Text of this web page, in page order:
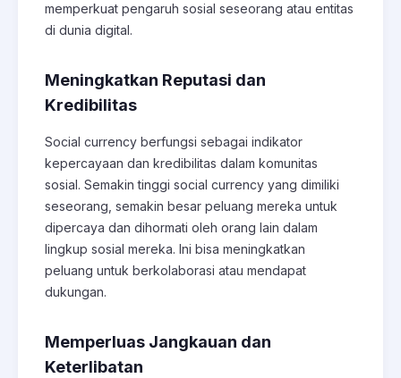
memperkuat pengaruh sosial seseorang atau entitas
di dunia digital.
Meningkatkan Reputasi dan
Kredibilitas
Social currency berfungsi sebagai indikator
kepercayaan dan kredibilitas dalam komunitas
sosial. Semakin tinggi social currency yang dimiliki
seseorang, semakin besar peluang mereka untuk
dipercaya dan dihormati oleh orang lain dalam
lingkup sosial mereka. Ini bisa meningkatkan
peluang untuk berkolaborasi atau mendapat
dukungan.
Memperluas Jangkauan dan
Keterlibatan